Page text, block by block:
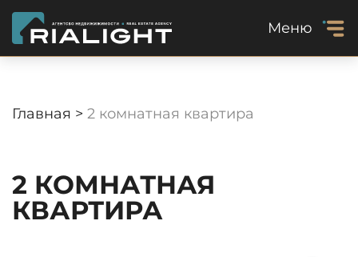
Меню
Главная > 2 комнатная квартира
2 КОМНАТНАЯ
КВАРТИРА